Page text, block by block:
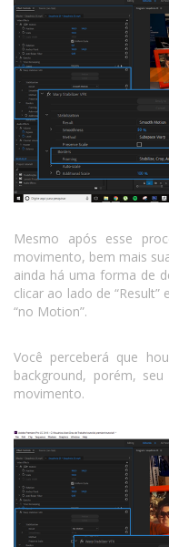
Mesmo após esse
movimento, bem mais
ainda há uma forma de
clicar ao lado de
“no Motion”.
Você perceberá que
background, porém,
movimento.